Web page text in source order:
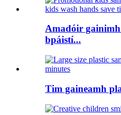
Amadóir
bpáistí...
Tim gaineamh